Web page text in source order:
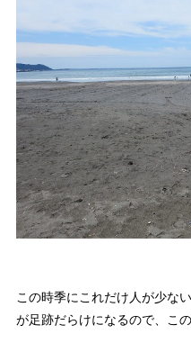
この時季にこれだけ人が少な
が足跡だらけになるので、こ